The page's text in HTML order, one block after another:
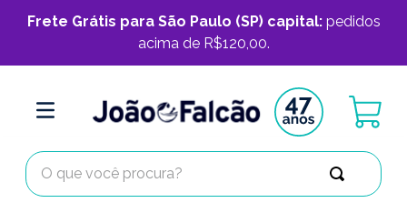
Frete Grátis para São Paulo (SP) capital:pedidos
acima de R$120,00.
O que você procura?